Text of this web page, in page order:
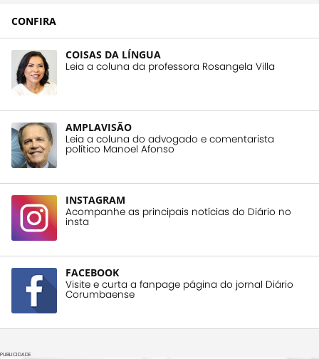
CONFIRA
COISAS DA LÍNGUA
Leia a coluna da professora Rosangela Villa
AMPLAVISÃO
Leia a coluna do advogado e comentarista
político Manoel Afonso
INSTAGRAM
Acompanhe as principais notícias do Diário no
insta
FACEBOOK
Visite e curta a fanpage página do jornal Diário
Corumbaense
PUBLICIDADE